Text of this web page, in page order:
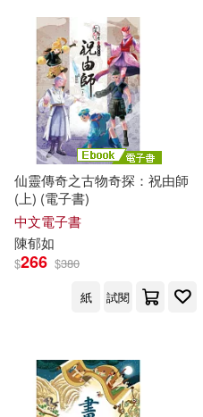
仙靈傳奇之古物奇探：祝由師
(上) (電子書)
中文電子書
陳郁如
$266 $380
紙
試閱